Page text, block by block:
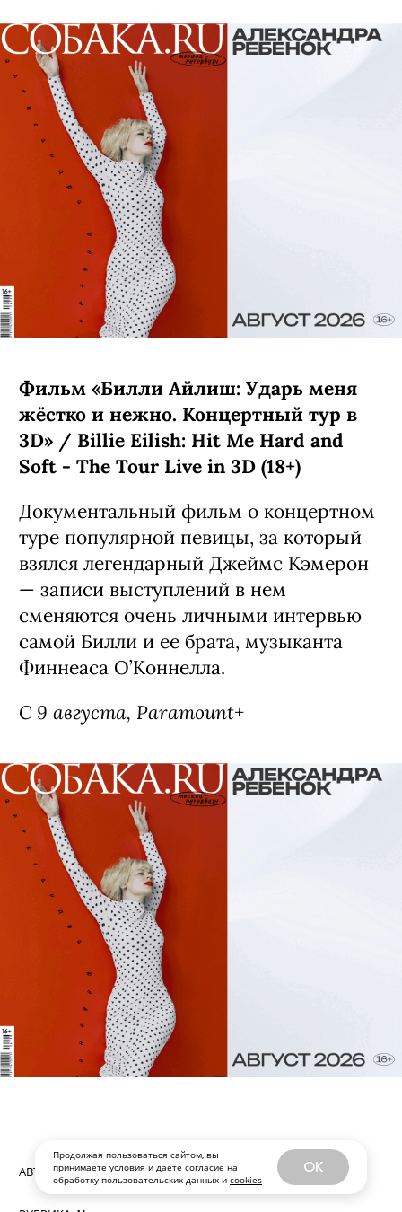
Продолжая пользоваться сайтом, вы
принимаете условия и даете согласие на
обработку пользовательских данных и cookies
OK
C 7 августа, Netflix
Фильм «Билли Айлиш: Ударь меня
жёстко и нежно. Концертный тур в
Soft - The Tour Live in 3D (18+)
Документальный фильм о концертном
туре популярной певицы, за который
взялся легендарный Джеймс Кэмерон
— записи выступлений в нем
сменяются очень личными интервью
самой Билли и ее брата, музыканта
Финнеаса О’Коннелла.
С 9 августа, Paramount+